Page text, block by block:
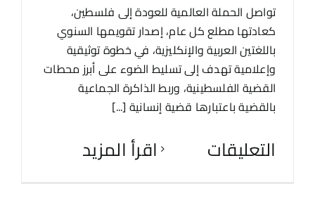
تواصل الحملة العالمية للعودة إلى فلسطين،
كعادتها مطلع كل عام، إصدار تقويمها السنوي
باللغتين العربية والإنكليزية، في خطوة توثيقية
وإعلامية تهدف إلى تسليط الضوء على أبرز محطات
القضية الفلسطينية، وربط الذاكرة الجماعية
بالقضية باعتبارها قضية إنسانية [...]
‫اقرأ المزيد التعليقات